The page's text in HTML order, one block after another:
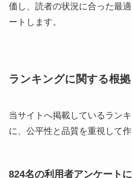
価し、読者の状況に合った最
ートします。
ランキングに関する根拠
当サイトへ掲載しているラン
に、公平性と品質を重視して作
824名の利用者アンケート